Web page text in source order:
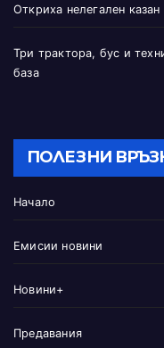
Откриха нелегален
Три трактора, бус и
база
ПОЛЕЗНИ
Начало
Емисии новини
Новини+
Предавания